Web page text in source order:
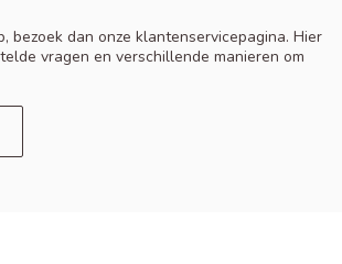
dan onze klantenservicepagina. Hier
vragen en verschillende manieren om